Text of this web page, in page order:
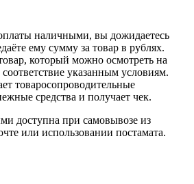
наличными, вы дожидаетесь
ему сумму за товар в рублях.
который можно осмотреть на
указанным условиям.
товаросопроводительные
средства и получает чек.
доступна при самовывозе из
или использовании постамата.